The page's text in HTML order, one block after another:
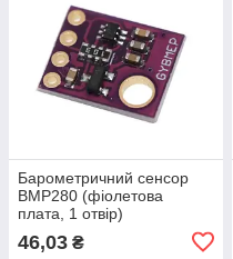
Барометричний сенсор
BMP280 (фіолетова
плата, 1 отвір)
46,03 ₴